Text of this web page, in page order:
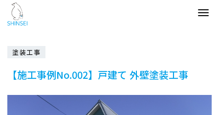
塗装工事
【施工事例No.002】戸建て 外壁塗装工事